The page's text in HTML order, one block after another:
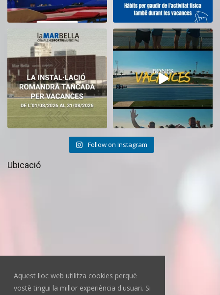
Aquest lloc web utilitza cookies perquè
vostè tingui la millor experiència d'usuari. Si
El CEM La Mar Bella romandrà
tancat durant el...
11
Tanquem una nova temporada al
CEM La Mar Bella. ...
Follow on Instagram
Ubicació